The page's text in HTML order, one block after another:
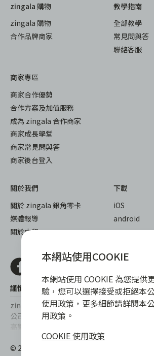
zingala 購物
zingala 購物
合作品牌商家
教學指南
全部教學
常見問與答
聯絡客服
商家專區
商家合作優勢
合作方案及加值服務
成為 zingala 合作商家
商家成長學堂
商家常見問與答
商家後台登入
關於我們
關於 zingala 銀角零卡
媒體報導
關於中租
下載
iOS
android
謹慎衡量自身財務狀況，理性理財最安心
zingala銀角零卡/仲信資融沒有代辦公司及代
公司合作，更不會要求您提供實體銀行提款卡
高警覺，勿受騙上當！
提醒您，消費前請審慎評估財務狀況，理性理
百分率區間為0%~15.9%，實際費用率，仍以
© 2022 仲信資融股份有限公司 Chailease
本網站使用COOKIE
本網站使用 COOKIE 為您提供
驗，您可以選擇接受或拒絕本
使用政策，更多細節請詳閱本
用政策。
COOKIE 使用政策